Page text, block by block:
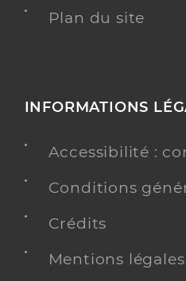
Plan du site
INFORMATIONS
Accessibilité :
Conditions
Crédits
Mentions légales